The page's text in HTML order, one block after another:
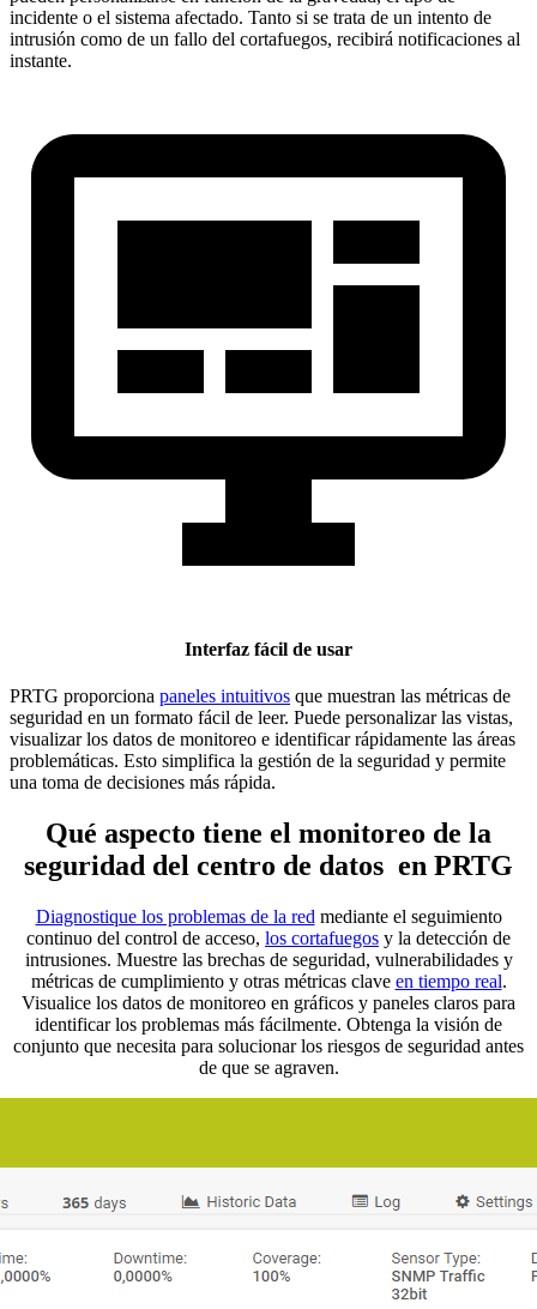
incidente o el sistema afectado. Tanto si se trata de un intento de
intrusión como de un fallo del cortafuegos, recibirá notificaciones al
instante.
Interfaz fácil de usar
PRTG proporciona paneles intuitivos que muestran las métricas de
seguridad en un formato fácil de leer. Puede personalizar las vistas,
visualizar los datos de monitoreo e identificar rápidamente las áreas
problemáticas. Esto simplifica la gestión de la seguridad y permite
una toma de decisiones más rápida.
Qué aspecto tiene el monitoreo de la
seguridad del centro de datos en PRTG
Diagnostique los problemas de la red mediante el seguimiento
continuo del control de acceso, los cortafuegos y la detección de
intrusiones. Muestre las brechas de seguridad, vulnerabilidades y
métricas de cumplimiento y otras métricas clave en tiempo real.
Visualice los datos de monitoreo en gráficos y paneles claros para
identificar los problemas más fácilmente. Obtenga la visión de
conjunto que necesita para solucionar los riesgos de seguridad antes
de que se agraven.